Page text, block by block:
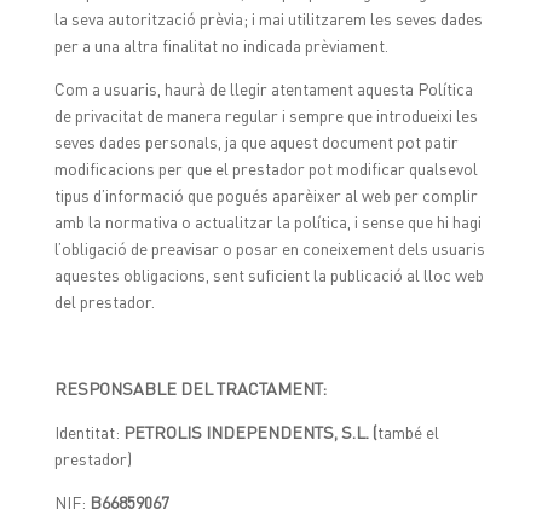
la seva autorització prèvia; i mai utilitzarem les seves dades
per a una altra finalitat no indicada prèviament.
Com a usuaris, haurà de llegir atentament aquesta Política
de privacitat de manera regular i sempre que introdueixi les
seves dades personals, ja que aquest document pot patir
modificacions per que el prestador pot modificar qualsevol
tipus d’informació que pogués aparèixer al web per complir
amb la normativa o actualitzar la política, i sense que hi hagi
l’obligació de preavisar o posar en coneixement dels usuaris
aquestes obligacions, sent suficient la publicació al lloc web
del prestador.
RESPONSABLE DEL TRACTAMENT:
Identitat: PETROLIS INDEPENDENTS, S.L. (també el
prestador)
NIF: B66859067